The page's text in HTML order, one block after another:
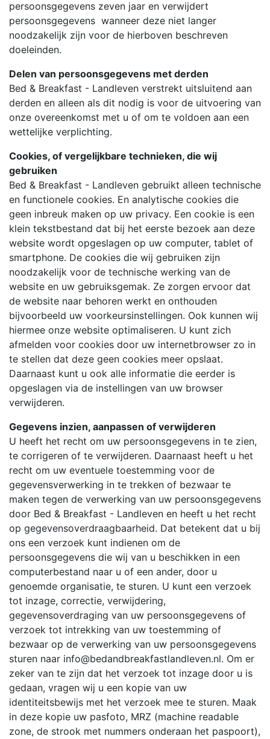
persoonsgegevens zeven jaar en verwijdert
persoonsgegevens wanneer deze niet langer
noodzakelijk zijn voor de hierboven beschreven
doeleinden.
Delen van persoonsgegevens met derden
Bed & Breakfast - Landleven verstrekt uitsluitend aan
derden en alleen als dit nodig is voor de uitvoering van
onze overeenkomst met u of om te voldoen aan een
wettelijke verplichting.
Cookies, of vergelijkbare technieken, die wij
gebruiken
Bed & Breakfast - Landleven gebruikt alleen technische
en functionele cookies. En analytische cookies die
geen inbreuk maken op uw privacy. Een cookie is een
klein tekstbestand dat bij het eerste bezoek aan deze
website wordt opgeslagen op uw computer, tablet of
smartphone. De cookies die wij gebruiken zijn
noodzakelijk voor de technische werking van de
website en uw gebruiksgemak. Ze zorgen ervoor dat
de website naar behoren werkt en onthouden
bijvoorbeeld uw voorkeursinstellingen. Ook kunnen wij
hiermee onze website optimaliseren. U kunt zich
afmelden voor cookies door uw internetbrowser zo in
te stellen dat deze geen cookies meer opslaat.
Daarnaast kunt u ook alle informatie die eerder is
opgeslagen via de instellingen van uw browser
verwijderen.
Gegevens inzien, aanpassen of verwijderen
U heeft het recht om uw persoonsgegevens in te zien,
te corrigeren of te verwijderen. Daarnaast heeft u het
recht om uw eventuele toestemming voor de
gegevensverwerking in te trekken of bezwaar te
maken tegen de verwerking van uw persoonsgegevens
door Bed & Breakfast - Landleven en heeft u het recht
op gegevensoverdraagbaarheid. Dat betekent dat u bij
ons een verzoek kunt indienen om de
persoonsgegevens die wij van u beschikken in een
computerbestand naar u of een ander, door u
genoemde organisatie, te sturen. U kunt een verzoek
tot inzage, correctie, verwijdering,
gegevensoverdraging van uw persoonsgegevens of
verzoek tot intrekking van uw toestemming of
bezwaar op de verwerking van uw persoonsgegevens
sturen naar info@bedandbreakfastlandleven.nl. Om er
zeker van te zijn dat het verzoek tot inzage door u is
gedaan, vragen wij u een kopie van uw
identiteitsbewijs met het verzoek mee te sturen. Maak
in deze kopie uw pasfoto, MRZ (machine readable
zone, de strook met nummers onderaan het paspoort),